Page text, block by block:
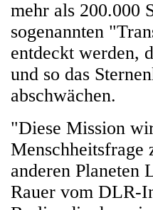
mehr als 200.000
sogenannten
entdeckt werden,
und so das
abschwächen.
"Diese Mission
Menschheitsfrage
anderen Planeten
Rauer vom DLR-